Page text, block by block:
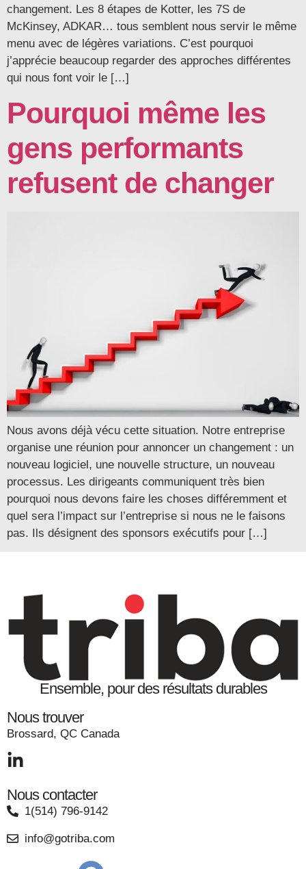
changement. Les 8 étapes de Kotter, les 7S de
McKinsey, ADKAR… tous semblent nous servir le même
menu avec de légères variations. C’est pourquoi
j’apprécie beaucoup regarder des approches différentes
qui nous font voir le […]
Pourquoi même les
gens performants
refusent de changer
Nous avons déjà vécu cette situation. Notre entreprise
organise une réunion pour annoncer un changement : un
nouveau logiciel, une nouvelle structure, un nouveau
processus. Les dirigeants communiquent très bien
pourquoi nous devons faire les choses différemment et
quel sera l’impact sur l’entreprise si nous ne le faisons
pas. Ils désignent des sponsors exécutifs pour […]
Ensemble, pour des résultats durables
Nous trouver
Brossard, QC Canada
Nous contacter
1(514) 796-9142
info@gotriba.com